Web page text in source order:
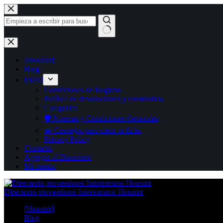
Saltar
al
contenido
Sin
resultados
[Housint]
Blog
INFO
Condiciones de Registro
Política de devoluciones y reembolsos
Categorías
🛡️ Normas y Condiciones Generales
🧩 Consejos para crear tu ficha
Privacy Policy
Contacto
Agregar al Directorio
Mi cuenta
Directorio proveedores Interiorismo Housint
[Housint]
Blog